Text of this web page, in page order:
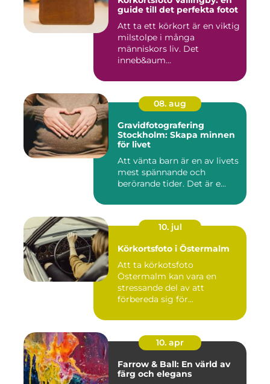
guide till det perfekta fotot
Att ta ett körkort är en viktig
milstolpe i många
människors liv. Det
inneb&aum...
08. aug
Gravidfotografering
Stockholm: Skapa minnen
för livet
Att vänta barn är en av livets
mest spännande och
berörande tider. Det är e...
10. jul
Körkortsfoto i Östermalm
Att ta körkotsfoto
Östermalm kan vara en
stressande del av att
förbereda sig för...
10. apr
Farrow & Ball: En värld av
färg och elegans